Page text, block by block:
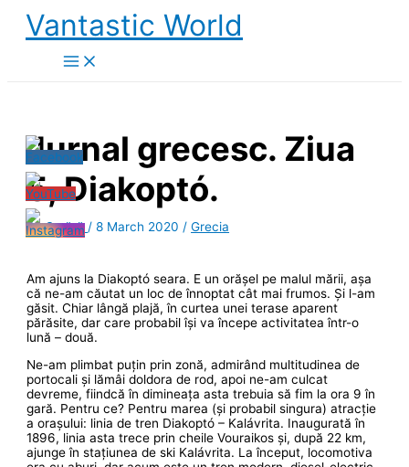
Skip
content
Vantastic World
Jurnal grecesc. Ziua
5, Diakoptó.
BySmără /8 March 2020 /Grecia
Am ajuns la Diakoptó seara. E un orășel pe malul mării, așa
că ne-am căutat un loc de înnoptat cât mai frumos. Și l-am
găsit. Chiar lângă plajă, în curtea unei terase aparent
părăsite, dar care probabil își va începe activitatea într-o
lună – două.
Ne-am plimbat puțin prin zonă, admirând multitudinea de
portocali și lămâi doldora de rod, apoi ne-am culcat
devreme, fiindcă în dimineața asta trebuia să fim la ora 9 în
gară. Pentru ce? Pentru marea (și probabil singura) atracție
a orașului: linia de tren Diakoptó – Kalávrita. Inaugurată în
1896, linia asta trece prin cheile Vouraikos și, după 22 km,
ajunge în stațiunea de ski Kalávrita. La început, locomotiva